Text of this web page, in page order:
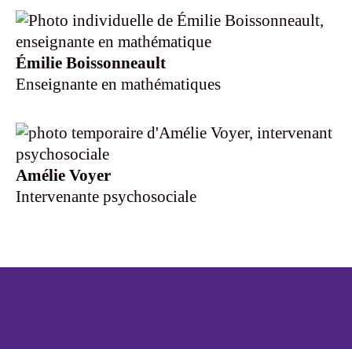
Émilie Boissonneault
Enseignante en mathématiques
Amélie Voyer
Intervenante psychosociale